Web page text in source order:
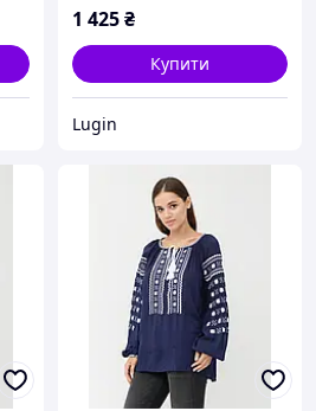
1 425₴
Купити
Lugin